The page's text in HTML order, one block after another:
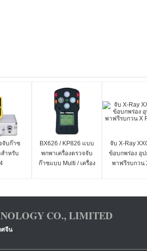
จับก๊าซ
ำหรับ
BX626 / KP826 แบบ
พกพาเครื่องตรวจจับ
ก๊าซแบบ Multi / เครื่อง
จับ X-Ray
ข้อบกพร่อง อุ
พาฟรีรบกวน
CO., LIMITED
ศจีน